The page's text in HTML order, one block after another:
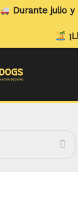
Durante julio y